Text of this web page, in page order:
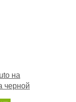
на
черной